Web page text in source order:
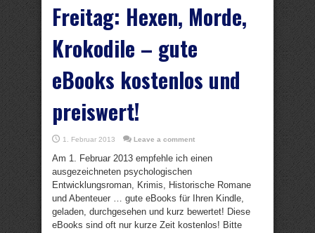
Freitag: Hexen, Morde,
Krokodile – gute
eBooks kostenlos und
preiswert!
1. Februar 2013 Leave a comment
Am 1. Februar 2013 empfehle ich einen
ausgezeichneten psychologischen
Entwicklungsroman, Krimis, Historische Romane
und Abenteuer … gute eBooks für Ihren Kindle,
geladen, durchgesehen und kurz bewertet! Diese
eBooks sind oft nur kurze Zeit kostenlos! Bitte